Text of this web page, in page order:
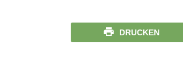
DRUCKEN